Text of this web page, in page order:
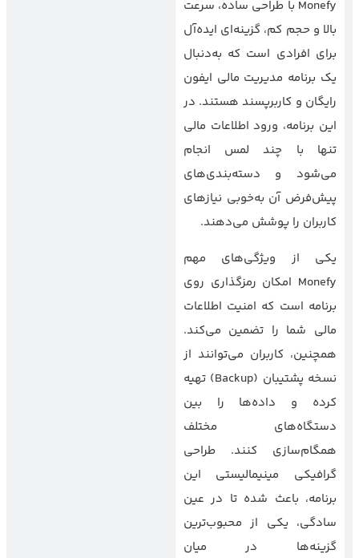
Monefy با طراحی ساده، سرعت
بالا و حجم کم، گزینه‌ای ایده‌آل
برای افرادی است که به‌دنبال
یک برنامه مدیریت مالی ایفون
رایگان و کاربرپسند هستند. در
این برنامه، ورود اطلاعات مالی
تنها با چند لمس انجام
می‌شود و دسته‌بندی‌های
پیش‌فرض آن به‌خوبی نیازهای
کاربران را پوشش می‌دهند.
یکی از ویژگی‌های مهم
Monefy امکان رمزگذاری روی
برنامه است که امنیت اطلاعات
مالی شما را تضمین می‌کند.
همچنین، کاربران می‌توانند از
نسخه پشتیبان (Backup) تهیه
کرده و داده‌ها را بین
دستگاه‌های مختلف
همگام‌سازی کنند. طراحی
گرافیکی مینیمالیستی این
برنامه، باعث شده تا در عین
سادگی، یکی از محبوب‌ترین
گزینه‌ها در میان